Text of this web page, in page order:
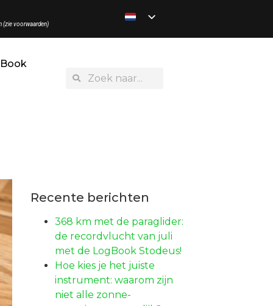
(zie voorwaarden)
Recente berichten
368 km met de paraglider:
de recordvlucht van juli
met de LogBook Stodeus!
Hoe kies je het juiste
instrument: waarom zijn
niet alle zonne-